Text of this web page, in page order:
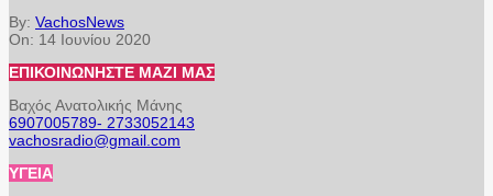
By: VachosNews
On: 14 Ιουνίου 2020
ΕΠΙΚΟΙΝΩΝΉΣΤΕ ΜΑΖΊ ΜΑΣ
Βαχός Ανατολικής Μάνης
6907005789- 2733052143
vachosradio@gmail.com
ΥΓΕΊΑ